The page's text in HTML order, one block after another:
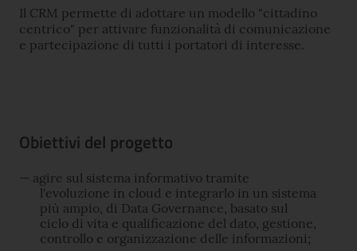
Il CRM permette di adottare un modello "cittadino
centrico" per attivare funzionalità di comunicazione
e partecipazione di tutti i portatori di interesse.
Obiettivi del progetto
agire sul sistema informativo tramite
l'evoluzione in cloud e integrarlo in un sistema
più ampio, di Data Governance, basato sul
ciclo di vita e qualificazione del dato, gestione,
controllo e organizzazione delle informazioni;